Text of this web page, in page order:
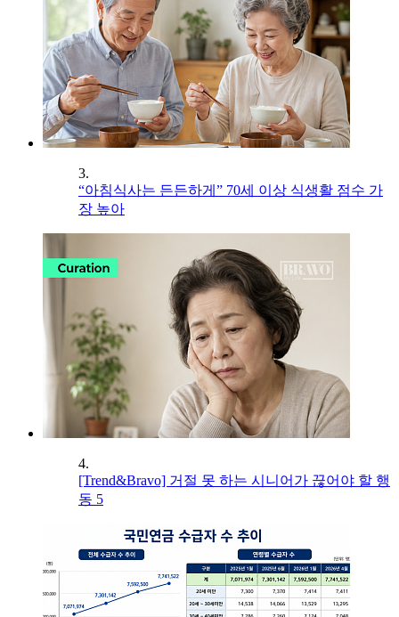
3.
“아침식사는 든든하게” 70세 이상 식생활 점수 가
장 높아
4.
[Trend&Bravo] 거절 못 하는 시니어가 끊어야 할 행
동 5